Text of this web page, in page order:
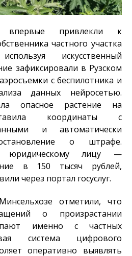
впервые привлекли к
частного участка
искусственный
зафиксировали в Рузском
с беспилотника и
данных нейросетью.
опасное растение на
координаты с
и автоматически
о штрафе.
юридическому лицу —
в 150 тысяч рублей,
через портал госуслуг.
отметили, что
о произрастании
именно с частных
система цифрового
оперативно выявлять